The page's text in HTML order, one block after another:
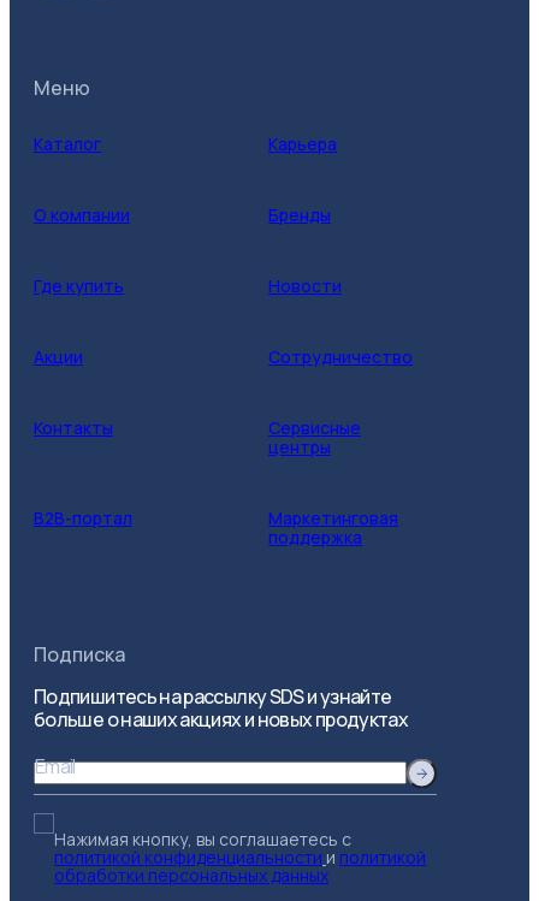
Меню
Каталог Карьера
О компании Бренды
Где купить Новости
Акции Сотрудничество
Контакты
Сервисные
центры
B2B-портал
Маркетинговая
поддержка
Подписка
Подпишитесь на рассылку SDS и узнайте
больше о наших акциях и новых продуктах
Email
Нажимая кнопку, вы соглашаетесь с
политикой конфиденциальности и политикой
обработки персональных данных